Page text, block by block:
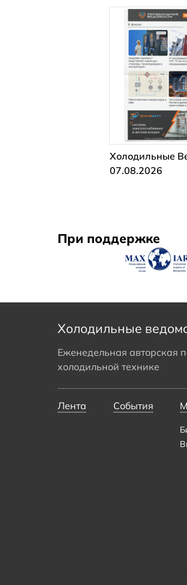
Холодильные
07.08.2026
При поддержке
Холодильные
Еженедельная авторская
холодильной технике
Лента События